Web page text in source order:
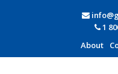
1
About